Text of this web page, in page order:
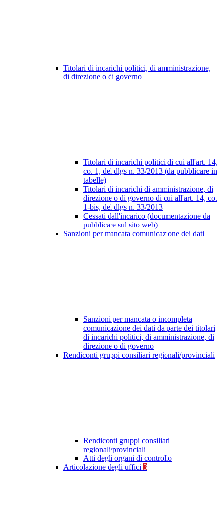
Titolari di incarichi politici, di amministrazione,
di direzione o di governo
Titolari di incarichi politici di cui all'art. 14,
co. 1, del dlgs n. 33/2013 (da pubblicare in
tabelle)
Titolari di incarichi di amministrazione, di
direzione o di governo di cui all'art. 14, co.
1-bis, del dlgs n. 33/2013
Cessati dall'incarico (documentazione da
pubblicare sul sito web)
Sanzioni per mancata comunicazione dei dati
Sanzioni per mancata o incompleta
comunicazione dei dati da parte dei titolari
di incarichi politici, di amministrazione, di
direzione o di governo
Rendiconti gruppi consiliari regionali/provinciali
Rendiconti gruppi consiliari
regionali/provinciali
Atti degli organi di controllo
Articolazione degli uffici 3